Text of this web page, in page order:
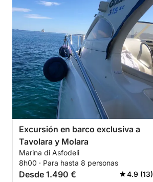
Excursión en barco exclusiva a
Tavolara y Molara
Marina di Asfodeli
8h00 · Para hasta 8 personas
Desde 1.490 € 4.9 (13)